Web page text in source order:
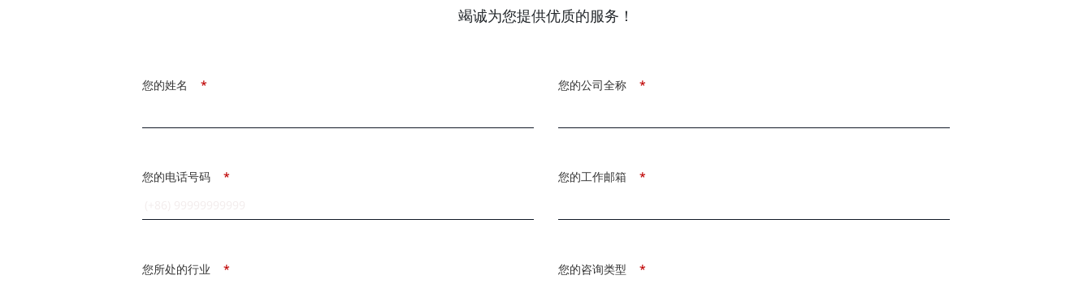
竭诚为您提供优质的服务！
*
您的姓名 *
您的公司全称
*
您的电话号码 *
您的工作邮箱
*
您所处的行业 *
您的咨询类型